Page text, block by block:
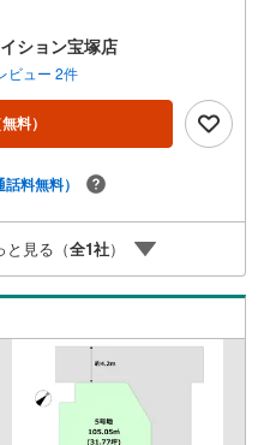
のお好きなハウスメーカーで
込整備金要＝＝＝＝＝センチュ
つの特徴＝＝＝＝＝＝■センチ
No.1（1997年～2024年兵庫地
伊丹・宝塚にて8店舗展開中。
店にお任せ下さい■お客様駐車
しも大歓迎です。 お子様連れ
の新築戸建や、1000万円台の
件を取り扱っています。Yaho
物件もご紹介できます。弊社ホ
ス」で検索！
ション宝塚店
ビュー 2件
無料）
話料無料）
と見る（全1社）